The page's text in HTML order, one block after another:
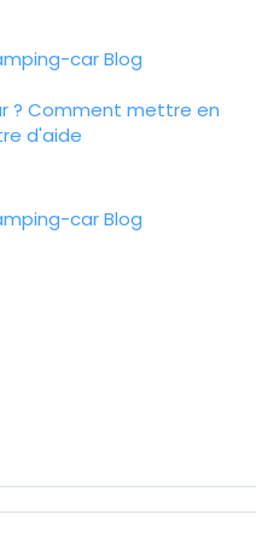
carBlog
? Comment mettre en
d'aide
carBlog